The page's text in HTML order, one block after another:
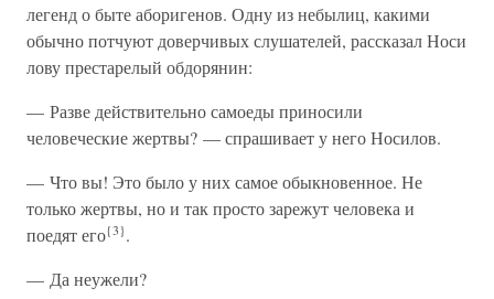
легенд о быте аборигенов. Одну из небылиц, какими
обычно потчуют доверчивых слушателей, рассказал Носи
лову престарелый обдорянин:
— Разве действительно самоеды приносили
человеческие жертвы? — спрашивает у него Носилов.
— Что вы! Это было у них самое обыкновенное. Не
только жертвы, но и так просто зарежут человека и
поедят его{3}.
— Да неужели?